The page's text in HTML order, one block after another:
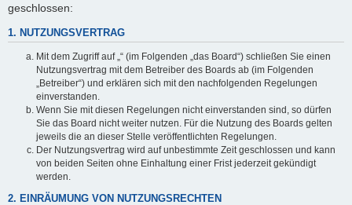
geschlossen:
1. NUTZUNGSVERTRAG
Mit dem Zugriff auf „“ (im Folgenden „das Board“) schließen Sie einen
Nutzungsvertrag mit dem Betreiber des Boards ab (im Folgenden
„Betreiber“) und erklären sich mit den nachfolgenden Regelungen
einverstanden.
Wenn Sie mit diesen Regelungen nicht einverstanden sind, so dürfen
Sie das Board nicht weiter nutzen. Für die Nutzung des Boards gelten
jeweils die an dieser Stelle veröffentlichten Regelungen.
Der Nutzungsvertrag wird auf unbestimmte Zeit geschlossen und kann
von beiden Seiten ohne Einhaltung einer Frist jederzeit gekündigt
werden.
2. EINRÄUMUNG VON NUTZUNGSRECHTEN